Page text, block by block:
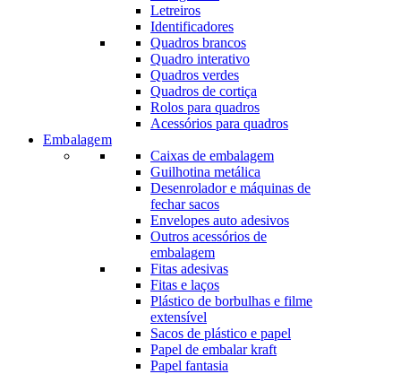
Letreiros
Identificadores
Quadros brancos
Quadro interativo
Quadros verdes
Quadros de cortiça
Rolos para quadros
Acessórios para quadros
Embalagem
Caixas de embalagem
Guilhotina metálica
Desenrolador e máquinas de
fechar sacos
Envelopes auto adesivos
Outros acessórios de
embalagem
Fitas adesivas
Fitas e laços
Plástico de borbulhas e filme
extensível
Sacos de plástico e papel
Papel de embalar kraft
Papel fantasia